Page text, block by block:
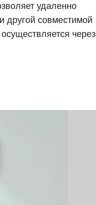
удаленно
другой совместимой
через